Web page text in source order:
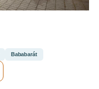
Bababarát